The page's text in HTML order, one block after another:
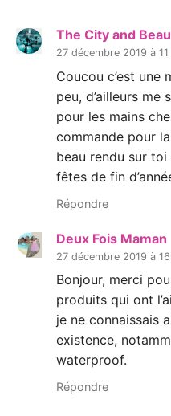
The City and
27 décembre 2019 à
Coucou c’est une
peu, d’ailleurs me
pour les mains
commande pour
beau rendu sur
fêtes de fin
Répondre
Deux Fois Maman
27 décembre 2019 à
Bonjour, merci
produits qui ont
je ne connaissais
existence,
waterproof.
Répondre